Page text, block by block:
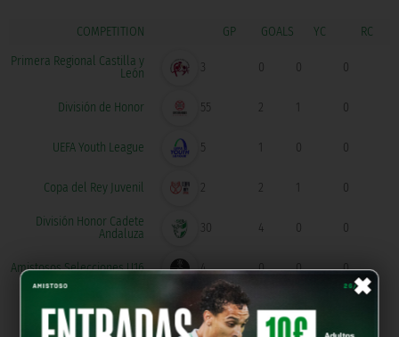
×
COMPETITION
GOALS
Primera Regional Castilla y
León
3 0 0 0
División de Honor 55 2 1 0
UEFA Youth League 5 1 0 0
Copa del Rey Juvenil 2 2 1 0
División Honor Cadete
Andaluza
30 4 0 0
Amistosos Selecciones U16 4 0 0 0
Amistosos Clubes U19 1 0 0